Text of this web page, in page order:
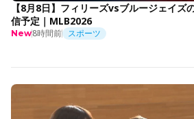
【8月8日】フィリーズvsブルージェイズ
信予定｜MLB2026
New8時間前 スポーツ